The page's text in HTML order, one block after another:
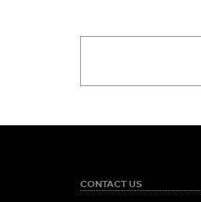
CONTACT US